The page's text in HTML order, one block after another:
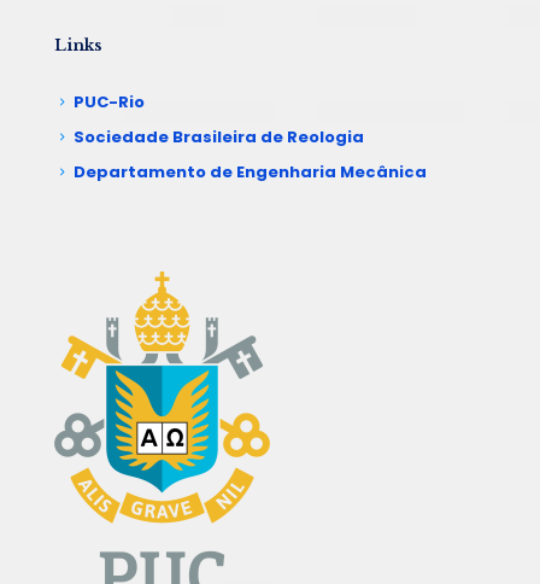
Links
PUC-Rio
Sociedade Brasileira de Reologia
Departamento de Engenharia Mecânica